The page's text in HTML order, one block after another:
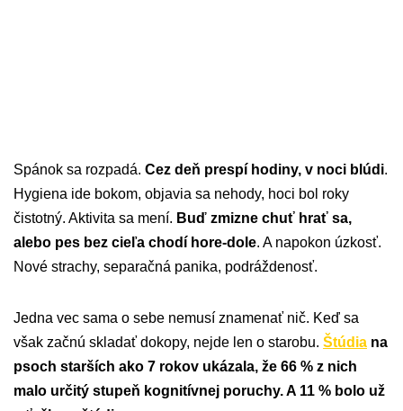
Spánok sa rozpadá. Cez deň prespí hodiny, v noci blúdi.
Hygiena ide bokom, objavia sa nehody, hoci bol roky
čistotný. Aktivita sa mení. Buď zmizne chuť hrať sa,
alebo pes bez cieľa chodí hore-dole. A napokon úzkosť.
Nové strachy, separačná panika, podráždenosť.
Jedna vec sama o sebe nemusí znamenať nič. Keď sa
však začnú skladať dokopy, nejde len o starobu. Štúdia na
psoch starších ako 7 rokov ukázala, že 66 % z nich
malo určitý stupeň kognitívnej poruchy. A 11 % bolo už